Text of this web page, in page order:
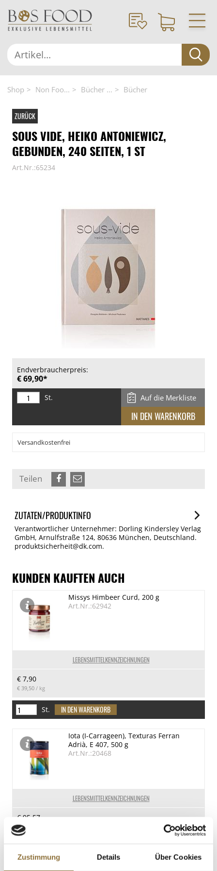
Zustimmung Details Über Cookies
Shop Non Foo... Bücher ... Bücher
ZURÜCK
SOUS VIDE, HEIKO ANTONIEWICZ,
GEBUNDEN, 240 SEITEN, 1 ST
Art.Nr.:65234
Endverbraucherpreis:
€ 69,90*
St. Auf die Merkliste
Versandkostenfrei
Teilen
ZUTATEN/PRODUKTINFO
Verantwortlicher Unternehmer: Dorling Kindersley Verlag
GmbH, Arnulfstraße 124, 80636 München, Deutschland.
produktsicherheit@dk.com.
KUNDEN KAUFTEN AUCH
LEBENSMITTELKENNZEICHNUNGEN
Missys Himbeer Curd, 200 g
Art.Nr.:62942
€ 7,90
€ 39,50 / kg
St.
LEBENSMITTELKENNZEICHNUNGEN
Iota (I-Carrageen), Texturas Ferran
Adrià, E 407, 500 g
Art.Nr.:20468
€ 95,57
€ 191,14